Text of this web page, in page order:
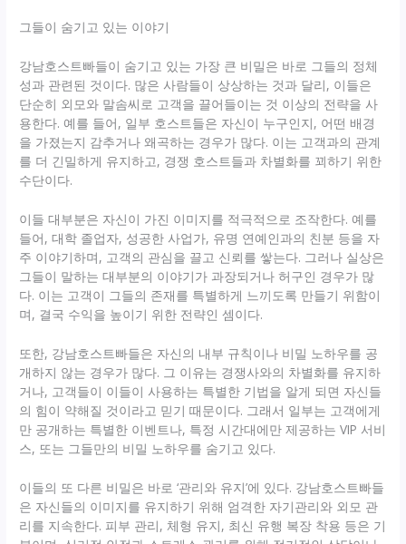
그들이 숨기고 있는 이야기
강남호스트빠들이 숨기고 있는 가장 큰 비밀은 바로 그들의 정체
성과 관련된 것이다. 많은 사람들이 상상하는 것과 달리, 이들은
단순히 외모와 말솜씨로 고객을 끌어들이는 것 이상의 전략을 사
용한다. 예를 들어, 일부 호스트들은 자신이 누구인지, 어떤 배경
을 가졌는지 감추거나 왜곡하는 경우가 많다. 이는 고객과의 관계
를 더 긴밀하게 유지하고, 경쟁 호스트들과 차별화를 꾀하기 위한
수단이다.
이들 대부분은 자신이 가진 이미지를 적극적으로 조작한다. 예를
들어, 대학 졸업자, 성공한 사업가, 유명 연예인과의 친분 등을 자
주 이야기하며, 고객의 관심을 끌고 신뢰를 쌓는다. 그러나 실상은
그들이 말하는 대부분의 이야기가 과장되거나 허구인 경우가 많
다. 이는 고객이 그들의 존재를 특별하게 느끼도록 만들기 위함이
며, 결국 수익을 높이기 위한 전략인 셈이다.
또한, 강남호스트빠들은 자신의 내부 규칙이나 비밀 노하우를 공
개하지 않는 경우가 많다. 그 이유는 경쟁사와의 차별화를 유지하
거나, 고객들이 이들이 사용하는 특별한 기법을 알게 되면 자신들
의 힘이 약해질 것이라고 믿기 때문이다. 그래서 일부는 고객에게
만 공개하는 특별한 이벤트나, 특정 시간대에만 제공하는 VIP 서비
스, 또는 그들만의 비밀 노하우를 숨기고 있다.
이들의 또 다른 비밀은 바로 ‘관리와 유지’에 있다. 강남호스트빠들
은 자신들의 이미지를 유지하기 위해 엄격한 자기관리와 외모 관
리를 지속한다. 피부 관리, 체형 유지, 최신 유행 복장 착용 등은 기